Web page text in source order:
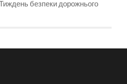
безпеки дорожнього